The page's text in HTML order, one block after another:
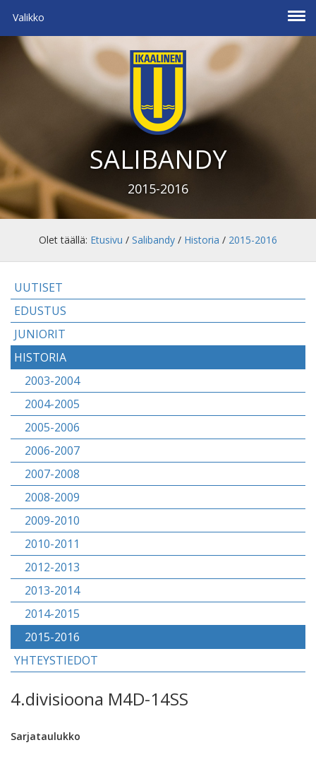
Valikko
SALIBANDY
2015-2016
Olet täällä: Etusivu / Salibandy / Historia / 2015-2016
UUTISET
EDUSTUS
JUNIORIT
HISTORIA
2003-2004
2004-2005
2005-2006
2006-2007
2007-2008
2008-2009
2009-2010
2010-2011
2012-2013
2013-2014
2014-2015
2015-2016
YHTEYSTIEDOT
4.divisioona M4D-14SS
Sarjataulukko